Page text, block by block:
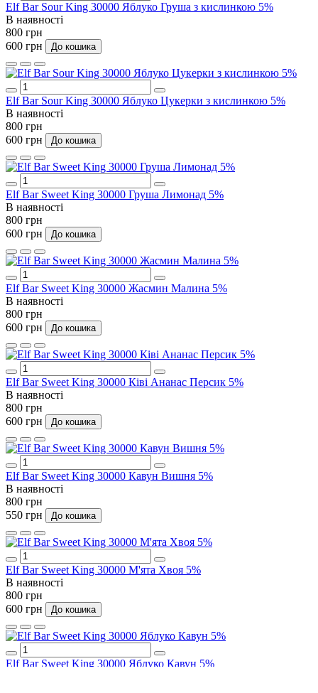
Elf Bar Sour King 30000 Яблуко Груша з кислинкою 5%
В наявності
800 грн
600 грн
До кошика
Elf Bar Sour King 30000 Яблуко Цукерки з кислинкою 5%
В наявності
800 грн
600 грн
До кошика
Elf Bar Sweet King 30000 Груша Лимонад 5%
В наявності
800 грн
600 грн
До кошика
Elf Bar Sweet King 30000 Жасмин Малина 5%
В наявності
800 грн
600 грн
До кошика
Elf Bar Sweet King 30000 Ківі Ананас Персик 5%
В наявності
800 грн
600 грн
До кошика
Elf Bar Sweet King 30000 Кавун Вишня 5%
В наявності
800 грн
550 грн
До кошика
Elf Bar Sweet King 30000 М'ята Хвоя 5%
В наявності
800 грн
600 грн
До кошика
Elf Bar Sweet King 30000 Яблуко Кавун 5%